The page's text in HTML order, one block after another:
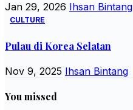
Jan 29, 2026 Ihsan Bintang
CULTURE
Pulau di Korea Selatan
Nov 9, 2025 Ihsan Bintang
You missed